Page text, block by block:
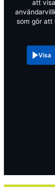
att
som gör att
Visa